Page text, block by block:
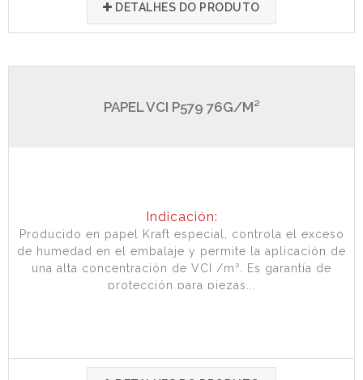
DETALHES DO PRODUTO
PAPEL VCI P579 76G/M²
Indicación:
Producido en papel Kraft especial, controla el exceso
de humedad en el embalaje y permite la aplicación de
una alta concentración de VCI /m³. Es garantía de
protección para piezas...